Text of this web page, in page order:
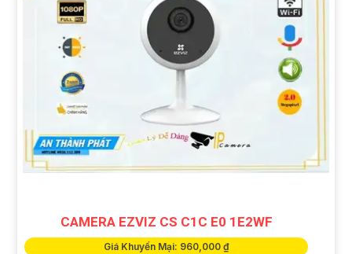
CAMERA EZVIZ CS C1C E0 1E2WF
Giá Khuyến Mại: 960,000 ₫